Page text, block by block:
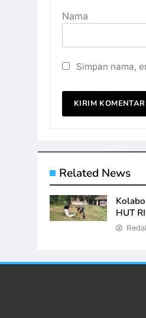
Nama
Simpan nama,
Related News
HUT